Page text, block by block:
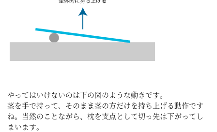
やってはいけないのは下の図のような動きです。
茎を手で持って、そのまま茎の方だけを持ち上げる動作です
ね。当然のことながら、枕を支点として切っ先は下がってし
まいます。